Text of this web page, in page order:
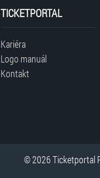
TICKETPORTAL
Kariéra
Logo manuál
Kontakt
© 2026 Ticketportal